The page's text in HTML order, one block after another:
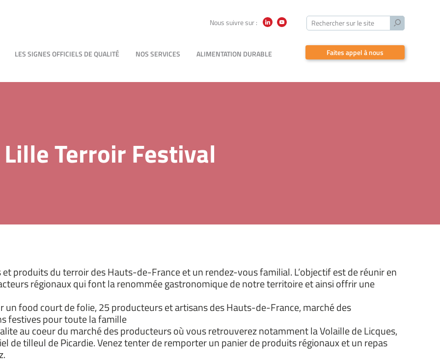
Nous suivre sur :
Rechercher sur le site
Lancer
recherche
LES SIGNES OFFICIELS DE QUALITÉ NOS SERVICES ALIMENTATION DURABLE Faites appel à nous
Lille Terroir Festival
produits du terroir des Hauts-de-France et un rendez-vous familial. L’objectif est de réunir en
régionaux qui font la renommée gastronomique de notre territoire et ainsi offrir une
un food court de folie, 25 producteurs et artisans des Hauts-de-France, marché des
festives pour toute la famille
au coeur du marché des producteurs où vous retrouverez notamment la Volaille de Licques,
de tilleul de Picardie. Venez tenter de remporter un panier de produits régionaux et un repas